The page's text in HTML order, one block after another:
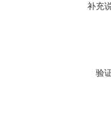
补充
验